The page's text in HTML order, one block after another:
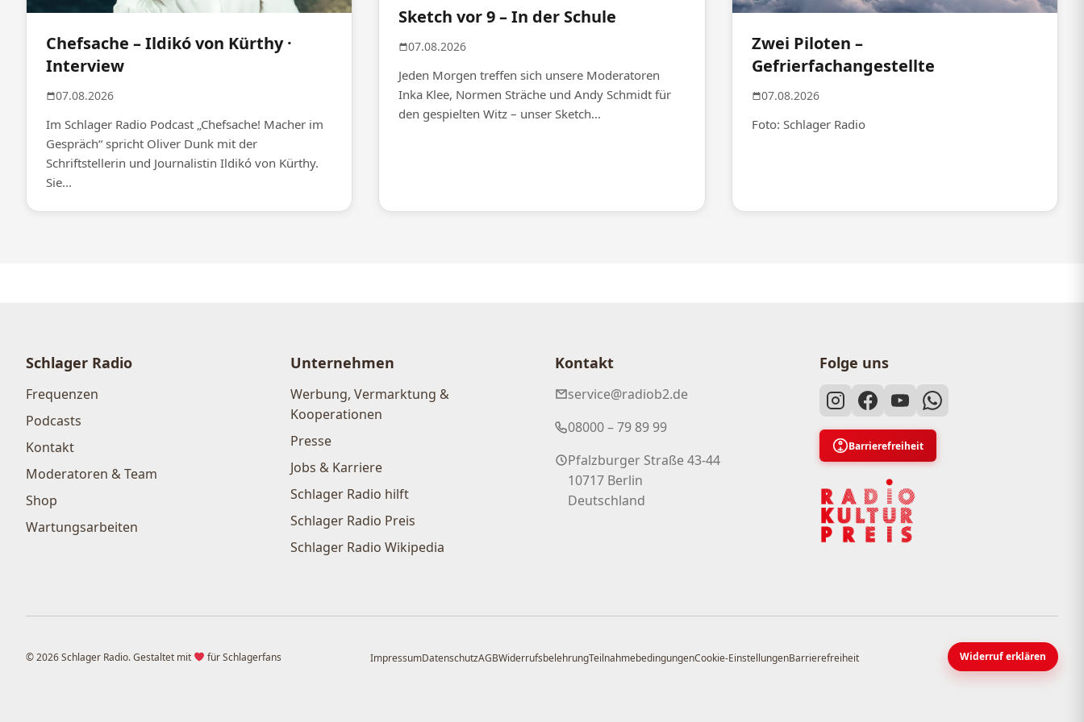
Chefsache – Ildikó von Kürthy ·
Interview
07.08.2026
Im Schlager Radio Podcast „Chefsache! Macher im
Gespräch“ spricht Oliver Dunk mit der
Schriftstellerin und Journalistin Ildikó von Kürthy.
Sie...
Sketch vor 9 – In der Schule
07.08.2026
Jeden Morgen treffen sich unsere Moderatoren
Inka Klee, Normen Sträche und Andy Schmidt für
den gespielten Witz – unser Sketch...
Zwei Piloten –
Gefrierfachangestellte
07.08.2026
Foto: Schlager Radio
Schlager Radio
Frequenzen
Podcasts
Kontakt
Moderatoren & Team
Shop
Wartungsarbeiten
Unternehmen
Werbung, Vermarktung &
Kooperationen
Presse
Jobs & Karriere
Schlager Radio hilft
Schlager Radio Preis
Schlager Radio Wikipedia
Kontakt
service@radiob2.de
08000 – 79 89 99
Pfalzburger Straße 43-44
10717 Berlin
Deutschland
Folge uns
Barrierefreiheit
© 2026 Schlager Radio. Gestaltet mit für Schlagerfans ImpressumDatenschutzAGBWiderrufsbelehrungTeilnahmebedingungenCookie-EinstellungenBarrierefreiheit Widerruf erklären